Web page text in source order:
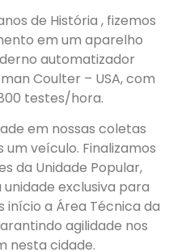
de História , fizemos
em um aparelho
automatizador
Coulter – USA, com
testes/hora.
em nossas coletas
veículo. Finalizamos
da Unidade Popular,
exclusiva para
início a Área Técnica da
agilidade nos
nesta cidade.